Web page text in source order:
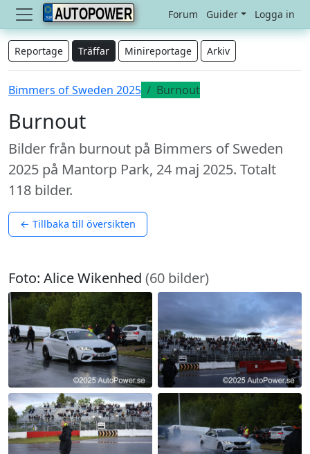
AUTOPOWER Forum Guider Logga in
Reportage Träffar Minireportage Arkiv
Bimmers of Sweden 2025 Burnout
Burnout
Bilder från burnout på Bimmers of Sweden
2025 på Mantorp Park, 24 maj 2025. Totalt
118 bilder.
← Tillbaka till översikten
Foto: Alice Wikenhed (60 bilder)